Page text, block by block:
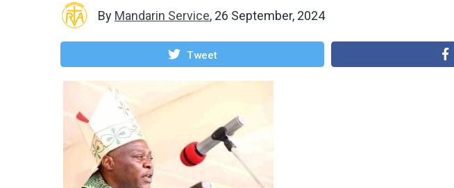
By Mandarin Service, 26 September, 2024
Tweet